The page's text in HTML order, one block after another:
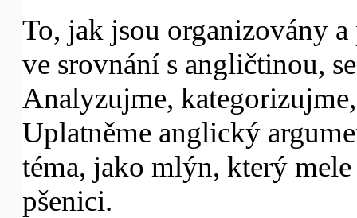
To, jak jsou organizovány
ve srovnání s angličtinou,
Analyzujme,
Uplatněme anglický
téma, jako mlýn, který
pšenici.